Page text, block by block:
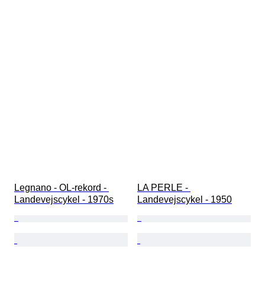
Legnano - OL-rekord -
Landevejscykel - 1970s
LA PERLE -
Landevejscykel - 1950